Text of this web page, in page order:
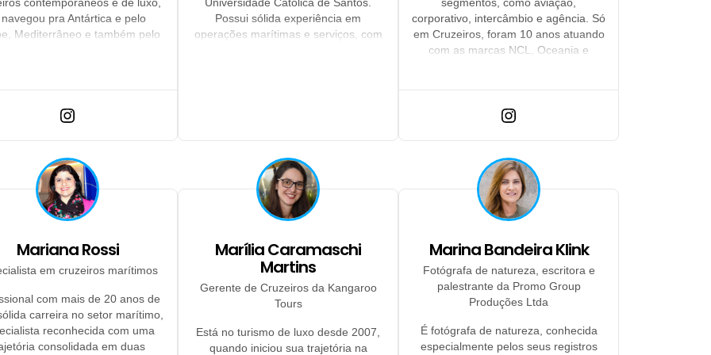
navegou pra Antártica e pelo
Mediterrâneo e também pelo
Possui sólida experiência em
operações marítimas e serviços, com
corporativo, intercâmbio e agência. Só
em Cruzeiros, foram 10 anos atuando
com as marcas NCL, Oceania e
Mariana Rossi
em cruzeiros marítimos
com mais de 20 anos de
carreira no setor marítimo,
reconhecida com uma
consolidada em duas
Marília Caramaschi
Martins
Gerente de Cruzeiros da Kangaroo
Tours
Está no turismo de luxo desde 2007,
quando iniciou sua trajetória na
Marina Bandeira Klink
Fotógrafa de natureza, escritora e
palestrante da Promo Group
Produções Ltda
É fotógrafa de natureza, conhecida
especialmente pelos seus registros